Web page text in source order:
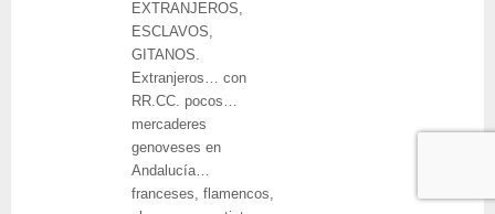
EXTRANJEROS,
ESCLAVOS,
GITANOS.
Extranjeros… con
RR.CC. pocos…
mercaderes
genoveses en
Andalucía…
franceses, flamencos,